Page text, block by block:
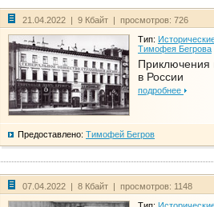
21.04.2022 | 9 Кбайт | просмотров: 726
Тип:
Тимофея Бегрова
Приключения
в России
подробнее
Предоставлено: Тимофей Бегров
07.04.2022 | 8 Кбайт | просмотров: 1148